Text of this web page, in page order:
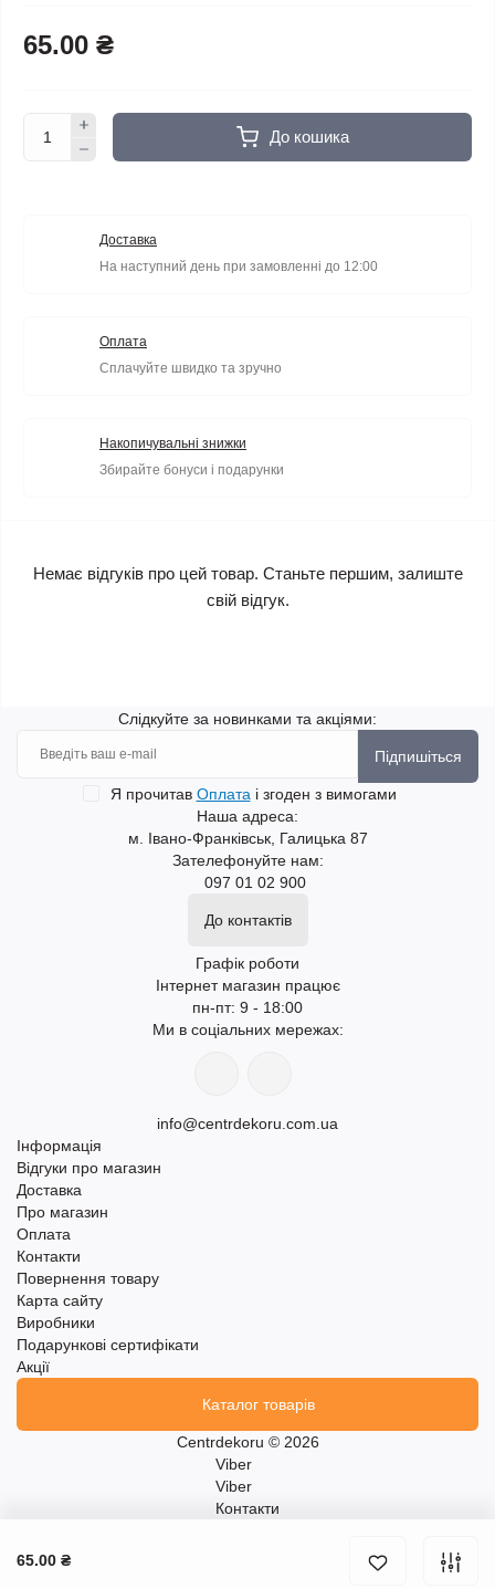
65.00 ₴
65.00 ₴
До кошика
Доставка
На наступний день при замовленні до 12:00
Оплата
Сплачуйте швидко та зручно
Накопичувальні знижки
Збирайте бонуси і подарунки
Немає відгуків про цей товар. Станьте першим, залиште
свій відгук.
Слідкуйте за новинками та акціями:
Підпишіться
Я прочитав Оплата і згоден з вимогами
Наша адреса:
м. Івано-Франківськ, Галицька 87
Зателефонуйте нам:
097 01 02 900
До контактів
Графік роботи
Інтернет магазин працює
пн-пт: 9 - 18:00
Ми в соціальних мережах:
info@centrdekoru.com.ua
Інформація
Відгуки про магазин
Доставка
Про магазин
Оплата
Контакти
Повернення товару
Карта сайту
Виробники
Подарункові сертифікати
Акції
Каталог товарів
Centrdekoru © 2026
Viber
Viber
Контакти